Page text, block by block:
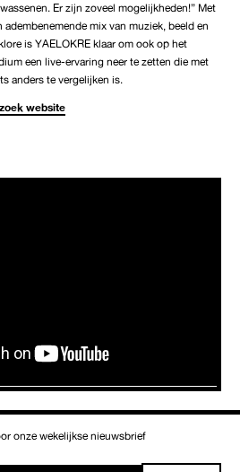
Er zijn zoveel mogelijkheden!” Met
adembenemende mix van muziek, beeld en
is YAELOKRE klaar om ook op het
een live-ervaring neer te zetten die met
anders te vergelijken is.
website
onze wekelijkse nieuwsbrief